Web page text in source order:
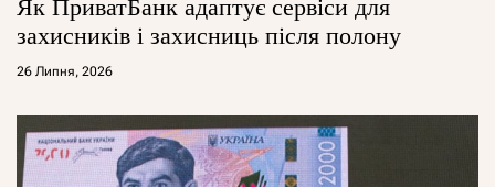
Як ПриватБанк адаптує сервіси для
захисників і захисниць після полону
26 Липня, 2026